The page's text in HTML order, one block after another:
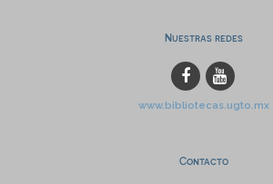
Nuestras redes
www.bibliotecas.ugto.mx
Contacto